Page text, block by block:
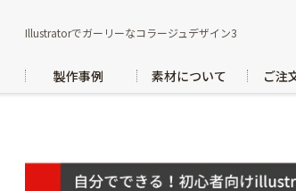
Illustratorでガーリーなコラージュデザイン3
製作事例 素材について ご注